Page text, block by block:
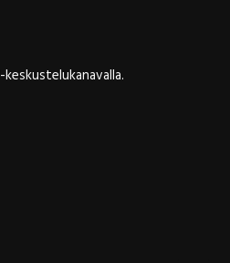
-keskustelukanavalla.